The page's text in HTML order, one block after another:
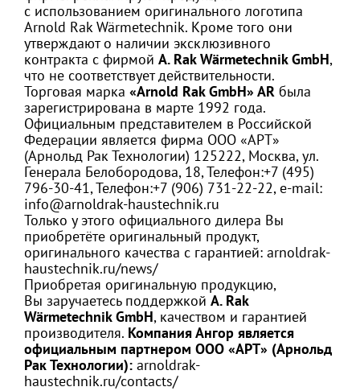
с использованием оригинального логотипа
Arnold Rak Wärmetechnik. Кроме того они
утверждают о наличии эксклюзивного
контракта с фирмой A. Rak Wärmetechnik GmbH,
что не соответствует действительности.
Торговая марка «Arnold Rak GmbH» AR была
зарегистрирована в марте 1992 года.
Официальным представителем в Российской
Федерации является фирма ООО «АРТ»
(Арнольд Рак Технологии) 125222, Москва, ул.
Генерала Белобородова, 18, Телефон:+7 (495)
796-30-41, Телефон:+7 (906) 731-22-22, е-mail:
info@arnoldrak-haustechnik.ru
Только у этого официального дилера Вы
приобретёте оригинальный продукт,
оригинального качества с гарантией: arnoldrak-
haustechnik.ru/news/
Приобретая оригинальную продукцию,
Вы заручаетесь поддержкой A. Rak
Wärmetechnik GmbH, качеством и гарантией
производителя. Компания Ангор является
официальным партнером ООО «АРТ» (Арнольд
Рак Технологии): arnoldrak-
haustechnik.ru/contacts/